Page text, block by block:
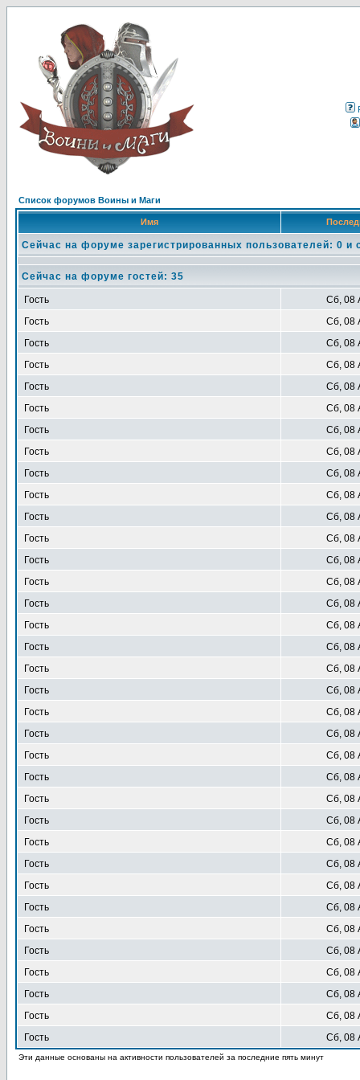
Список форумов Воины и Маги
Имя
Сейчас на форуме зарегистрированных пользователей: 0 и
Сейчас на форуме гостей: 35
Гость
Сб, 08
Гость
Сб, 08
Гость
Сб, 08
Гость
Сб, 08
Гость
Сб, 08
Гость
Сб, 08
Гость
Сб, 08
Гость
Сб, 08
Гость
Сб, 08
Гость
Сб, 08
Гость
Сб, 08
Гость
Сб, 08
Гость
Сб, 08
Гость
Сб, 08
Гость
Сб, 08
Гость
Сб, 08
Гость
Сб, 08
Гость
Сб, 08
Гость
Сб, 08
Гость
Сб, 08
Гость
Сб, 08
Гость
Сб, 08
Гость
Сб, 08
Гость
Сб, 08
Гость
Сб, 08
Гость
Сб, 08
Гость
Сб, 08
Гость
Сб, 08
Гость
Сб, 08
Гость
Сб, 08
Гость
Сб, 08
Гость
Сб, 08
Гость
Сб, 08
Гость
Сб, 08
Гость
Сб, 08
Эти данные основаны на активности пользователей за последние пять минут